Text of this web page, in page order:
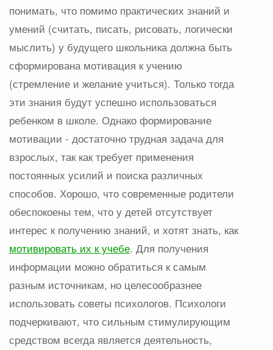
понимать, что помимо практических знаний и
умений (считать, писать, рисовать, логически
мыслить) у будущего школьника должна быть
сформирована мотивация к учению
(стремление и желание учиться). Только тогда
эти знания будут успешно использоваться
ребенком в школе. Однако формирование
мотивации - достаточно трудная задача для
взрослых, так как требует применения
постоянных усилий и поиска различных
способов. Хорошо, что современные родители
обеспокоены тем, что у детей отсутствует
интерес к получению знаний, и хотят знать, как
мотивировать их к учебе. Для получения
информации можно обратиться к самым
разным источникам, но целесообразнее
использовать советы психологов. Психологи
подчеркивают, что сильным стимулирующим
средством всегда является деятельность,